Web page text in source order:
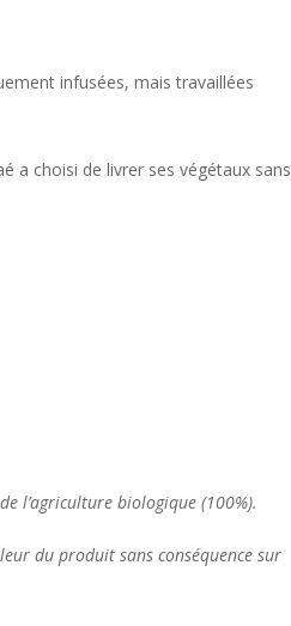
infusées, mais travaillées
a choisi de livrer ses végétaux sans
l’agriculture biologique (100%).
du produit sans conséquence sur